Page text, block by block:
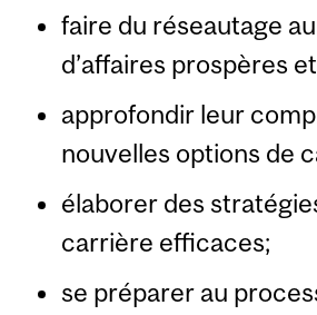
faire du réseautage
d’affaires prospères
approfondir leur
nouvelles options de
élaborer des
carrière efficaces;
se préparer au